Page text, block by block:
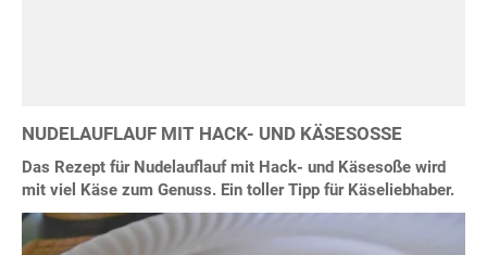
NUDELAUFLAUF MIT HACK- UND KÄSESOSSE
Das Rezept für Nudelauflauf mit Hack- und Käsesoße wird
mit viel Käse zum Genuss. Ein toller Tipp für Käseliebhaber.